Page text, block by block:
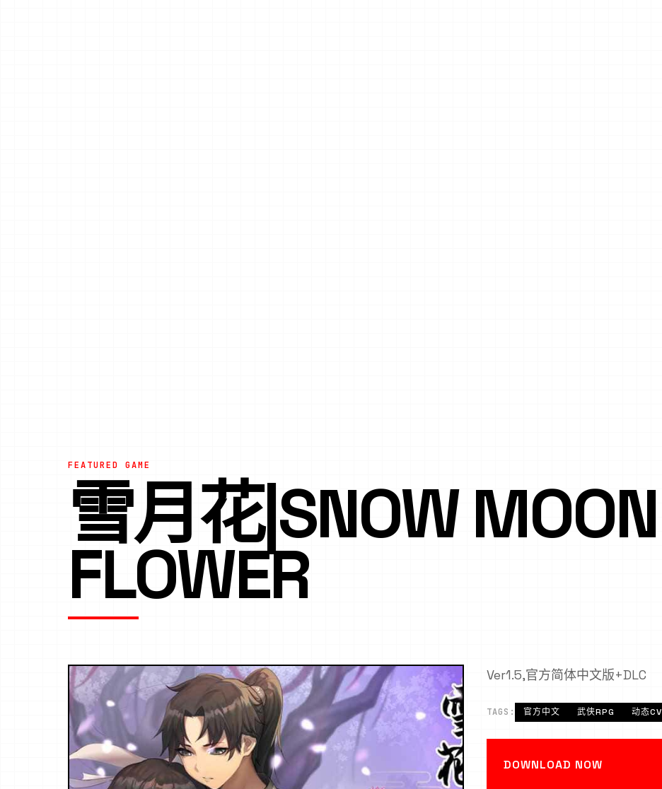
FEATURED GAME
雪月花|SNOW MOON
FLOWER
Ver1.5,官方简体中文版+DLC
TAGS: 官方中文 武侠RPG 动态CV
DOWNLOAD NOW